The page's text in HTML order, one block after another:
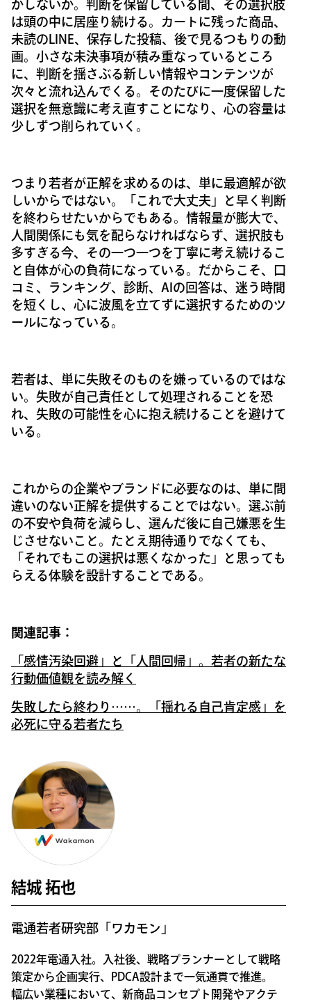
結城 拓也
電通若者研究部「ワカモン」
2022年電通入社。入社後、戦略プランナーとして戦略
策定から企画実行、PDCA設計まで一気通貫で推進。
幅広い業種において、新商品コンセプト開発やアクテ
かしないか。判断を保留している間、その選択肢
は頭の中に居座り続ける。カートに残った商品、
未読のLINE、保存した投稿、後で見るつもりの動
画。小さな未決事項が積み重なっているところ
に、判断を揺さぶる新しい情報やコンテンツが
次々と流れ込んでくる。そのたびに一度保留した
選択を無意識に考え直すことになり、心の容量は
少しずつ削られていく。
つまり若者が正解を求めるのは、単に最適解が欲
しいからではない。「これで大丈夫」と早く判断
を終わらせたいからでもある。情報量が膨大で、
人間関係にも気を配らなければならず、選択肢も
多すぎる今、その一つ一つを丁寧に考え続けるこ
と自体が心の負荷になっている。だからこそ、口
コミ、ランキング、診断、AIの回答は、迷う時間
を短くし、心に波風を立てずに選択するためのツ
ールになっている。
若者は、単に失敗そのものを嫌っているのではな
い。失敗が自己責任として処理されることを恐
れ、失敗の可能性を心に抱え続けることを避けて
いる。
これからの企業やブランドに必要なのは、単に間
違いのない正解を提供することではない。選ぶ前
の不安や負荷を減らし、選んだ後に自己嫌悪を生
じさせないこと。たとえ期待通りでなくても、
「それでもこの選択は悪くなかった」と思っても
らえる体験を設計することである。
関連記事：
「感情汚染回避」と「人間回帰」。若者の新たな
行動価値観を読み解く
失敗したら終わり……。「揺れる自己肯定感」を
必死に守る若者たち